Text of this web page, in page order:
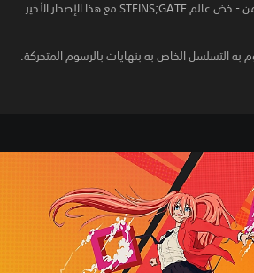
طريقة جديدة في تخطي الزمن - خض عالم STEINS;GATE مع هذا الإصدار الأخير
التسلسل الخاص به بنهايات بالرسوم المتحركة.